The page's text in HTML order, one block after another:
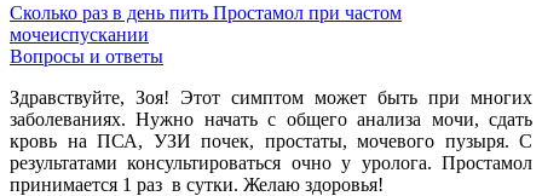
Сколько раз в день пить Простамол при частом
мочеиспускании
Вопросы и ответы
Здравствуйте, Зоя! Этот симптом может быть при многих
заболеваниях. Нужно начать с общего анализа мочи, сдать
кровь на ПСА, УЗИ почек, простаты, мочевого пузыря. С
результатами консультироваться очно у уролога. Простамол
принимается 1 раз в сутки. Желаю здоровья!